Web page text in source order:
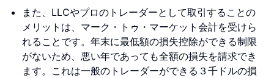
また、LLCやプロのトレーダーとして取引することの
メリットは、マーク・トゥ・マーケット会計を受けら
れることです。年末に最低額の損失控除ができる制限
がないため、悪い年であっても全額の損失を請求でき
ます。これは一般のトレーダーができる３千ドルの損